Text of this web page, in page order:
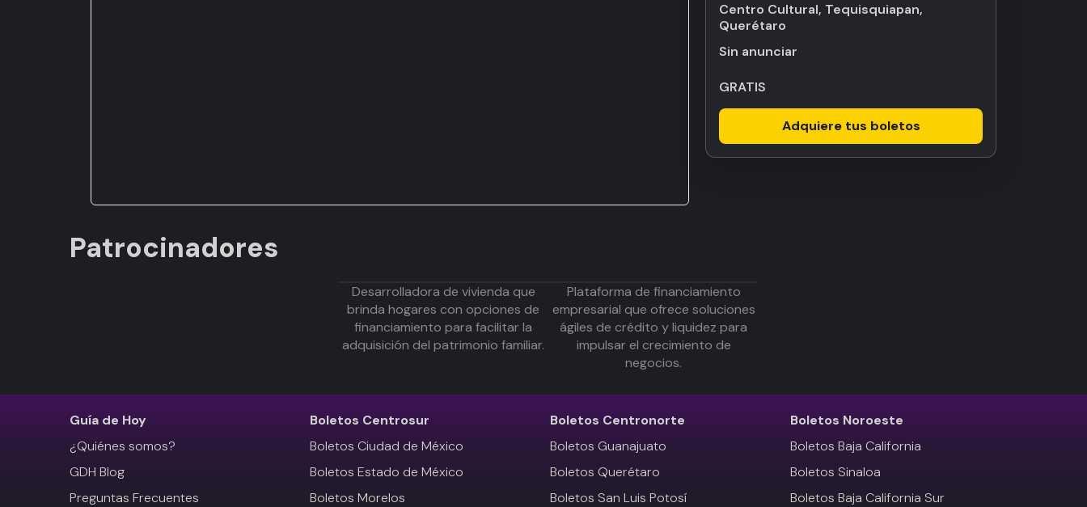
Centro Cultural, Tequisquiapan,
Querétaro
Sin anunciar
GRATIS
Adquiere tus boletos
Patrocinadores
Desarrolladora de vivienda que
brinda hogares con opciones de
financiamiento para facilitar la
adquisición del patrimonio familiar.
Plataforma de financiamiento
empresarial que ofrece soluciones
ágiles de crédito y liquidez para
impulsar el crecimiento de
negocios.
Guía de Hoy
¿Quiénes somos?
GDH Blog
Preguntas Frecuentes
Boletos Centrosur
Boletos Ciudad de México
Boletos Estado de México
Boletos Morelos
Boletos Centronorte
Boletos Guanajuato
Boletos Querétaro
Boletos San Luis Potosí
Boletos Noroeste
Boletos Baja California
Boletos Sinaloa
Boletos Baja California Sur